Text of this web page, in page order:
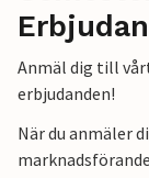
Anmäl dig till
erbjudanden!
När du anmäler